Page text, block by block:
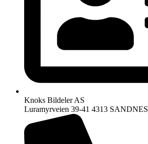
Knoks Bildeler AS
Luramyrveien 39-41 4313 SANDNES